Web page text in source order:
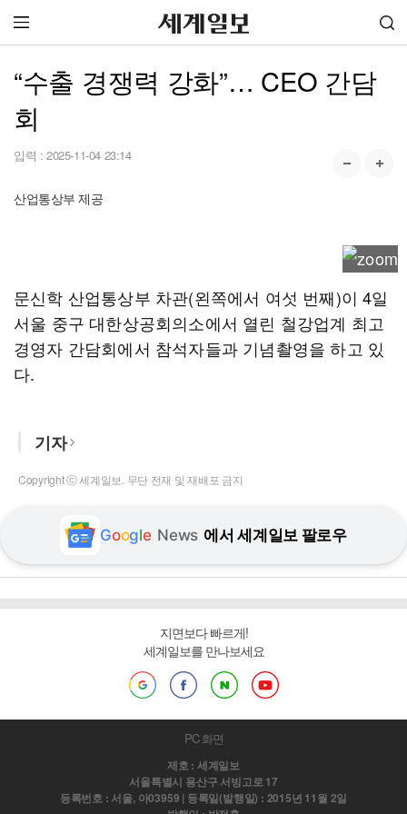
“수출 경쟁력 강화”… CEO 간담
회
입력 : 2025-11-04 23:14
산업통상부 제공
문신학 산업통상부 차관(왼쪽에서 여섯 번째)이 4일
서울 중구 대한상공회의소에서 열린 철강업계 최고
경영자 간담회에서 참석자들과 기념촬영을 하고 있
다.
기자
Copyright ⓒ 세계일보. 무단 전재 및 재배포 금지
Google News 에서 세계일보 팔로우
지면보다 빠르게!
세계일보를 만나보세요
PC 화면
제호 : 세계일보
서울특별시 용산구 서빙고로 17
등록번호 : 서울, 아03959 | 등록일(발행일) : 2015년 11월 2일